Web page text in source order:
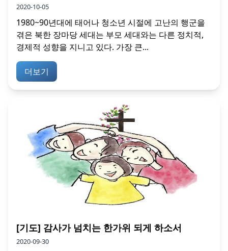
2020-10-05
1980~90년대에 태어나 청소년 시절에 고난의 행군을
겪은 북한 장마당 세대는 부모 세대와는 다른 정치적,
경제적 성향을 지니고 있다. 가장 큰...
더보기
[기도] 감사가 넘치는 한가위 되게 하소서
2020-09-30